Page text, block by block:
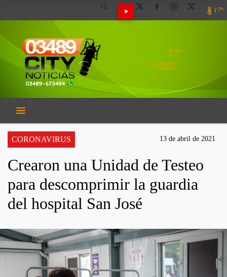
17º
17º
EL CLIMA EN
CAMPANA
CORONAVIRUS 13 de abril de 2021
Crearon una Unidad de Testeo
para descomprimir la guardia
del hospital San José